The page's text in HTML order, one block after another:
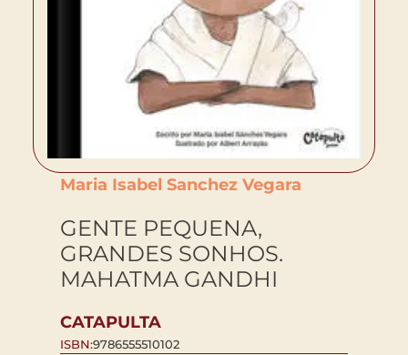
Maria Isabel Sanchez Vegara
GENTE PEQUENA,
GRANDES SONHOS.
MAHATMA GANDHI
CATAPULTA
ISBN:9786555510102